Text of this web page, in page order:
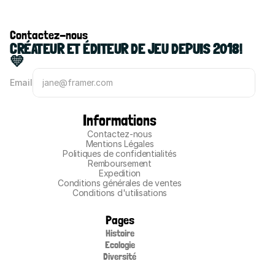
Contactez-nous
CRÉATEUR ET ÉDITEUR DE JEU DEPUIS 2018!
💛
Email
Informations
Contactez-nous
Mentions Légales
Politiques de confidentialités
Remboursement
Expedition
Conditions générales de ventes
Conditions d'utilisations
Pages
Ecologie
Histoire
Diversité